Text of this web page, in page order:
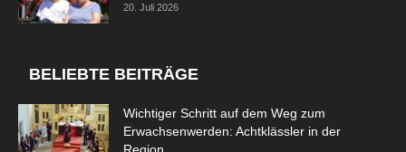
20. Juli 2026
BELIEBTE BEITRÄGE
Wichtiger Schritt auf dem Weg zum
Erwachsenwerden: Achtklässler in der